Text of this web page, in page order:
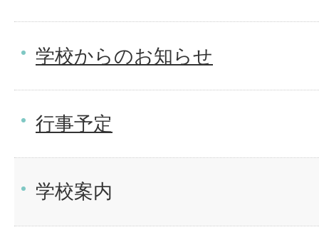
学校からのお知らせ
行事予定
学校案内